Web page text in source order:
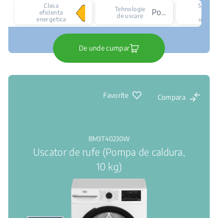
Clasa
eficienta
energetica
Tehnologie
de uscare
Pompa de caldura
Senzor
uscare
De unde cumpar
Favorite Compara
BM3T40230W
Uscator de rufe (Pompa de caldura,
10 kg)